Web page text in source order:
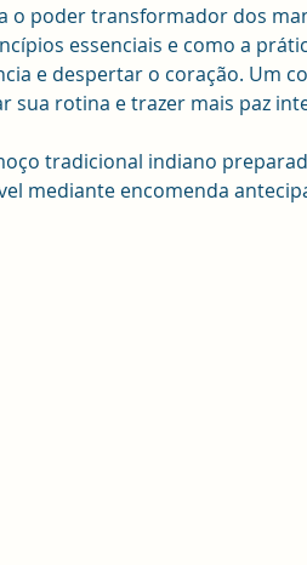
o poder transformador dos
essenciais e como a
e despertar o coração. Um
sua rotina e trazer mais paz
tradicional indiano
mediante encomenda